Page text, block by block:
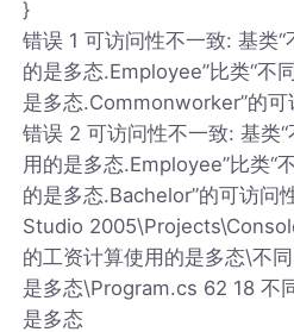
}
错误 1 可访问性不一致: 基类
的是多态.Employee”比类“不
是多态.Commonworker”的可
错误 2 可访问性不一致: 基类
用的是多态.Employee”比类“
的是多态.Bachelor”的可访问
Studio
的工资计算使用的是多态\不
是多态\Program.cs 62 18 不
是多态